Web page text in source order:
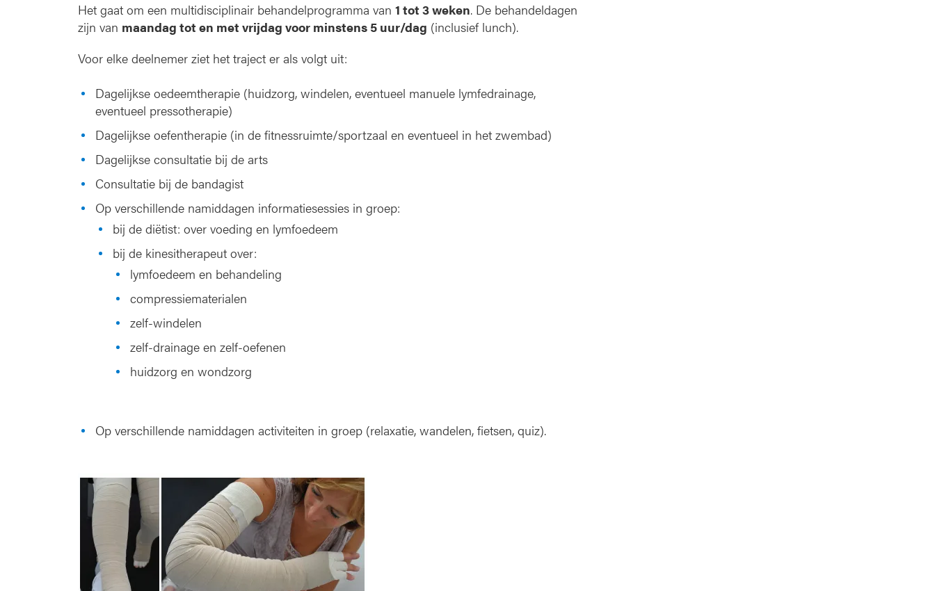
Het gaat om een multidisciplinair behandelprogramma van 1 tot 3 weken. De behandeldagen
zijn van maandag tot en met vrijdag voor minstens 5 uur/dag (inclusief lunch).
Voor elke deelnemer ziet het traject er als volgt uit:
Dagelijkse oedeemtherapie (huidzorg, windelen, eventueel manuele lymfedrainage,
eventueel pressotherapie)
Dagelijkse oefentherapie (in de fitnessruimte/sportzaal en eventueel in het zwembad)
Dagelijkse consultatie bij de arts
Consultatie bij de bandagist
Op verschillende namiddagen informatiesessies in groep:
bij de diëtist: over voeding en lymfoedeem
bij de kinesitherapeut over:
lymfoedeem en behandeling
compressiematerialen
zelf-windelen
zelf-drainage en zelf-oefenen
huidzorg en wondzorg
Op verschillende namiddagen activiteiten in groep (relaxatie, wandelen, fietsen, quiz).